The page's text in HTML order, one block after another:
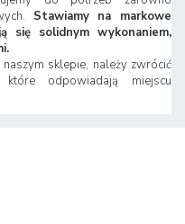
Stawiamy na markowe
się solidnym wykonaniem,
sklepie, należy zwrócić
odpowiadają miejscu